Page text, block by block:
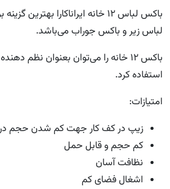
باکس لباس ۱۲ خانه ایراناکارا
لباس زیر و باکس جوراب می‌باشد.
باکس ۱۲ خانه را می‌توان بعنوان نظم
استفاده کرد.
امتیازات:
زیپ در کف کار جهت کم شدن حجم در
کم حجم و قابل حمل
نظافت آسان
اشغال فضای کم